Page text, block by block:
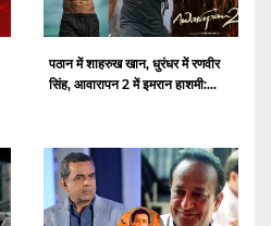
पठान में शाहरुख खान, धुरंधर में रणवीर
सिंह, आवारापन 2 में इमरान हाशमी:...